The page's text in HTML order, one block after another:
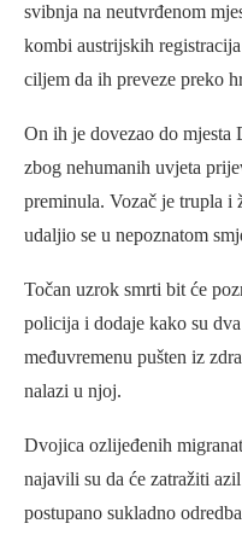
svibnja na neutvrđenom
kombi austrijskih
ciljem da ih preveze preko
On ih je dovezao do mjesta
zbog nehumanih uvjeta
preminula. Vozač je trupla i
udaljio se u nepoznatom
Točan uzrok smrti bit će
policija i dodaje kako su
međuvremenu pušten iz
nalazi u njoj.
Dvojica ozlijeđenih
najavili su da će zatražiti
postupano sukladno